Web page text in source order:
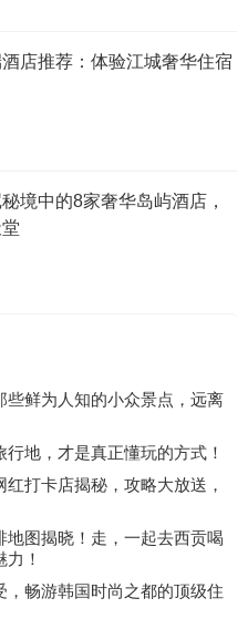
店推荐：体验江城奢华住宿
境中的8家奢华岛屿酒店，
鲜为人知的小众景点，远离
地，才是真正懂玩的方式！
打卡店揭秘，攻略大放送，
图揭晓！走，一起去西贡喝
！
畅游韩国时尚之都的顶级住